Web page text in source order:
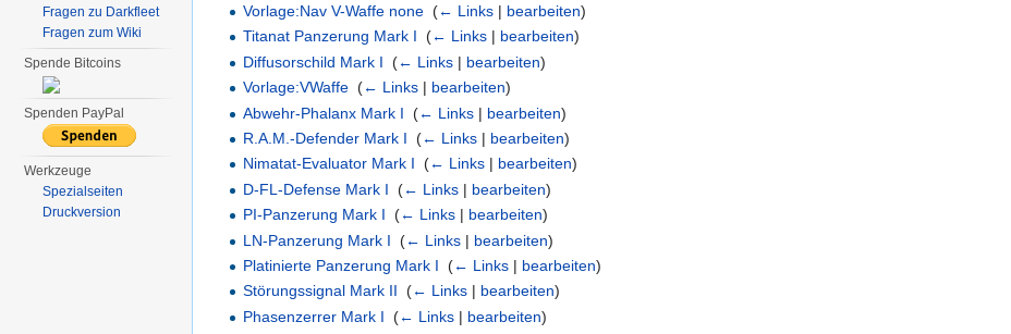
Vorlage:Nav V-Waffe none (← Links | bearbeiten)
Titanat Panzerung Mark I
(← Links | bearbeiten)
Diffusorschild Mark I
(← Links | bearbeiten)
Vorlage:VWaffe (← Links | bearbeiten)
Abwehr-Phalanx Mark I
(← Links | bearbeiten)
R.A.M.-Defender Mark I
(← Links | bearbeiten)
Nimatat-Evaluator Mark I
(← Links | bearbeiten)
D-FL-Defense Mark I
(← Links | bearbeiten)
PI-Panzerung Mark I
(← Links | bearbeiten)
LN-Panzerung Mark I
(← Links | bearbeiten)
Platinierte Panzerung Mark I
(← Links | bearbeiten)
Störungssignal Mark II
(← Links | bearbeiten)
Phasenzerrer Mark I
(← Links | bearbeiten)
Fragen zu Darkfleet
Fragen zum Wiki
Spende Bitcoins
Spenden PayPal
Werkzeuge
Spezialseiten
Druckversion